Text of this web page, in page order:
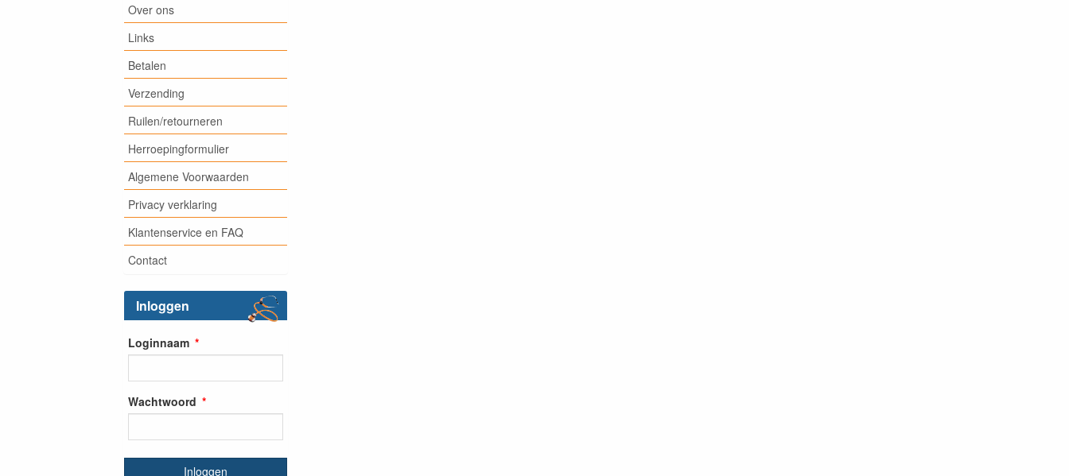
Over ons
Links
Betalen
Verzending
Ruilen/retourneren
Herroepingformulier
Algemene Voorwaarden
Privacy verklaring
Klantenservice en FAQ
Contact
Inloggen
Loginnaam
Wachtwoord
Inloggen